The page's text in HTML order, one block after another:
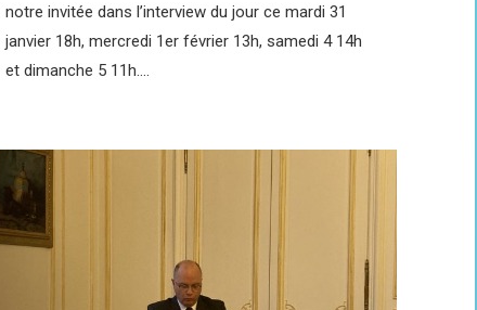
notre invitée dans l’interview du jour ce mardi 31
janvier 18h, mercredi 1er février 13h, samedi 4 14h
et dimanche 5 11h.…